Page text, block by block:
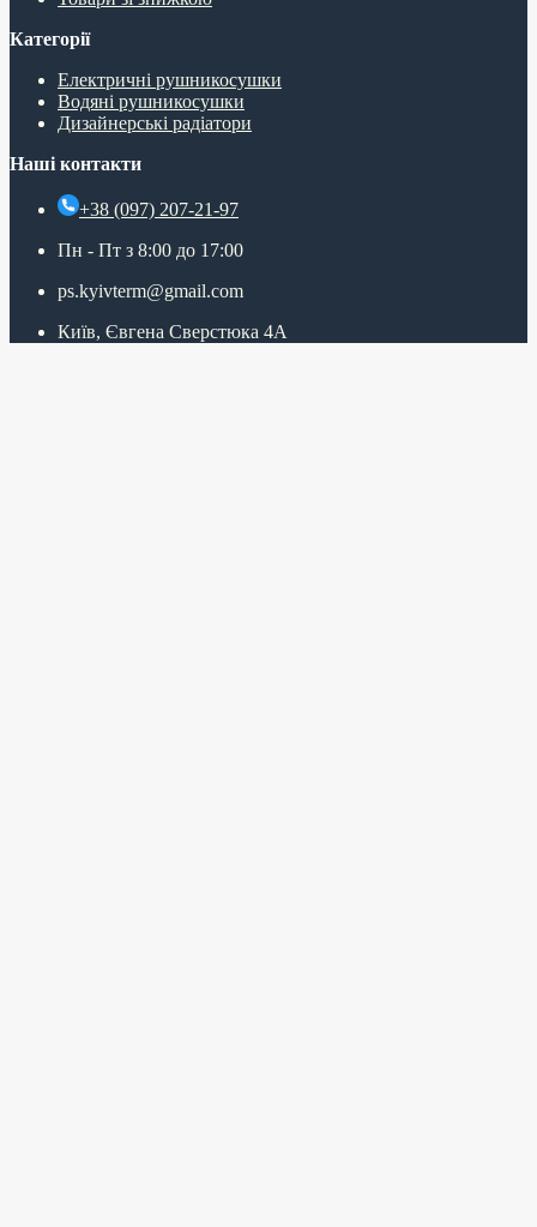
Категорії
Електричні рушникосушки
Водяні рушникосушки
Дизайнерські радіатори
Наші контакти
+38 (097) 207-21-97
Пн - Пт з 8:00 до 17:00
ps.kyivterm@gmail.com
Київ, Євгена Сверстюка 4А